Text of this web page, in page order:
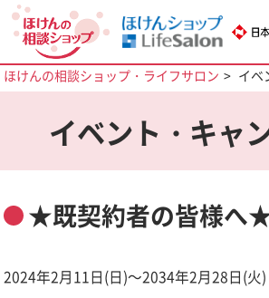
ほけんの相談ショップ・ライフサロン イベ
イベント・キャ
★既契約者の皆様へ
2024年2月11日(日)～2034年2月28日(火)